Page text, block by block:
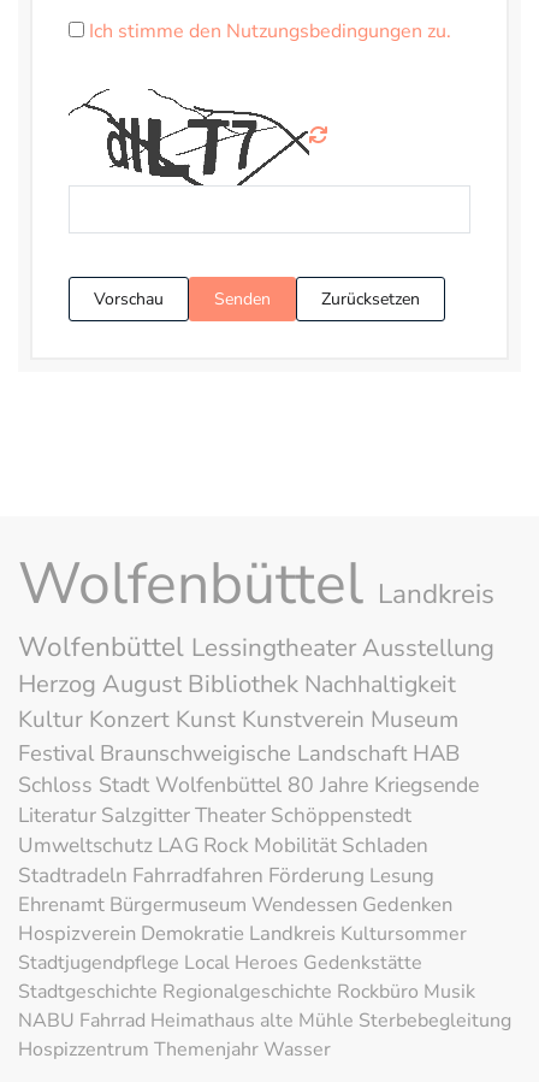
Ich stimme den Nutzungsbedingungen zu.
Vorschau Senden Zurücksetzen
Wolfenbüttel Landkreis
Wolfenbüttel LessingtheaterAusstellung
Herzog August Bibliothek Nachhaltigkeit
Kultur Konzert Kunst Kunstverein Museum
Festival Braunschweigische Landschaft HAB
Schloss Stadt Wolfenbüttel 80 Jahre Kriegsende
Literatur SalzgitterTheater Schöppenstedt
Umweltschutz LAG Rock Mobilität Schladen
Stadtradeln Fahrradfahren Förderung Lesung
Ehrenamt Bürgermuseum Wendessen Gedenken
Hospizverein Demokratie Landkreis Kultursommer
Stadtjugendpflege Local Heroes Gedenkstätte
Stadtgeschichte Regionalgeschichte Rockbüro Musik
NABU Fahrrad Heimathaus alte Mühle Sterbebegleitung
Hospizzentrum Themenjahr Wasser